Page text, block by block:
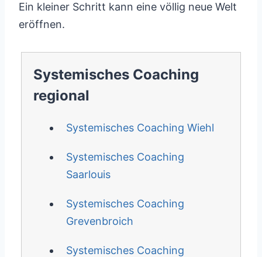
Ein kleiner Schritt kann eine völlig neue Welt
eröffnen.
Systemisches Coaching
regional
Systemisches Coaching Wiehl
Systemisches Coaching
Saarlouis
Systemisches Coaching
Grevenbroich
Systemisches Coaching